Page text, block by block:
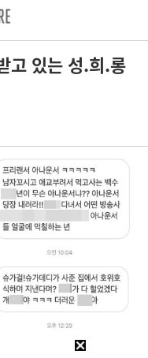
고 있는 성.희.롱